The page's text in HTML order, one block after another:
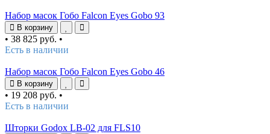
Набор масок Гобо Falcon Eyes Gobo 93
В корзину
• 38 825 руб. •
Есть в наличии
Набор масок Гобо Falcon Eyes Gobo 46
В корзину
• 19 208 руб. •
Есть в наличии
Шторки Godox LB-02 для FLS10